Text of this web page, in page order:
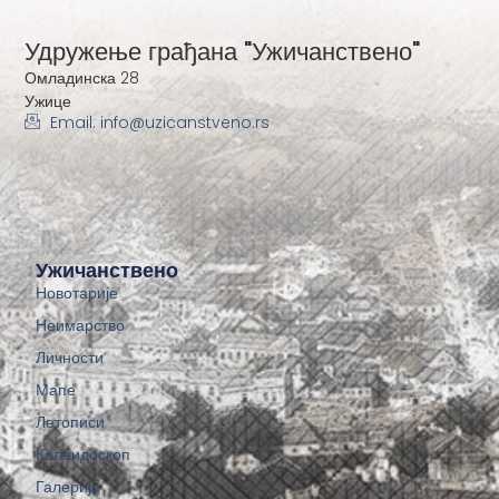
Ужичанствено
Новотарије
Неимарство
Личности
Мапе
Летописи
Калеидоскоп
Галерије
Удружење грађана "Ужичанствено"
Омладинска 28
Ужице
Email: info@uzicanstveno.rs